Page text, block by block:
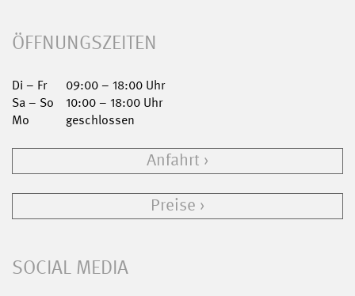
ÖFFNUNGSZEITEN
Di – Fr
09:00 – 18:00 Uhr
Sa – So
10:00 – 18:00 Uhr
Mo
geschlossen
Anfahrt
Preise
SOCIAL MEDIA